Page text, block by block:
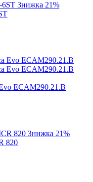
Знижка 21%
ECAM290.21.B
Знижка 21%
820